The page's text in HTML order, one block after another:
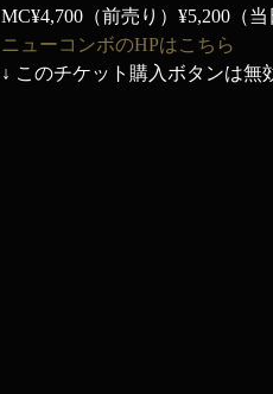
MC¥4,700（前売り）¥5,200（当
ニューコンボのHPはこちら
↓ このチケット購入ボタンは無